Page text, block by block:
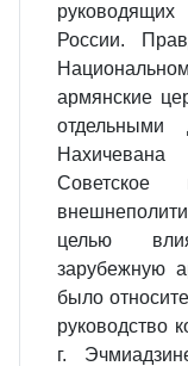
России.
армянские
отдельными
Советское
целью
зарубежную
было
руководство
г.